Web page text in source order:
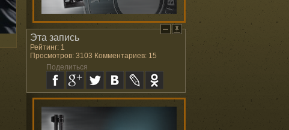
Эта запись
Рейтинг: 1
Просмотров: 3103 Комментариев: 15
Поделиться